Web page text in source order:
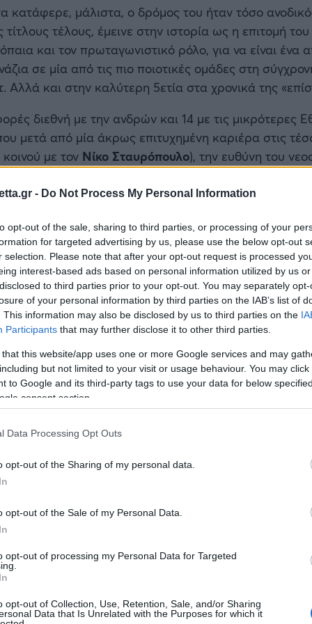
- Do Not Process My Personal Information
opt-out of the sale, sharing to third parties, or processing of your
for targeted advertising by us, please use the below opt-out
selection. Please note that after your opt-out request is processed
interest-based ads based on personal information utilized by us
to third parties prior to your opt-out. You may separately
of your personal information by third parties on the IAB’s list of
This information may also be disclosed by us to third parties on the
Participants that may further disclose it to other third parties.
that this website/app uses one or more Google services and may
but not limited to your visit or usage behaviour. You may
to Google and its third-party tags to use your data for below
consent section.
Data Processing Opt Outs
opt-out of the Sharing of my personal data.
opt-out of the Sale of my Personal Data.
opt-out of processing my Personal Data for Targeted
opt-out of Collection, Use, Retention, Sale, and/or Sharing
Data that Is Unrelated with the Purposes for which it
κατάφερε, μάλιστα, ο δρόμος του ήταν τόσο
τίτλους τέλους, έμεινε στην ιστορία ως η επιτομή
και τον πρωταγωνιστικό ρόλο, για να είναι
σε μία από τις πιο ποιοτικές ομάδες στη
και στην καλύτερη 5ετία στα χρονικά της
διεθνή με την ανδρών και 14 με τις μικρότερες
μετά από μία άκρως επιτυχημένη καριέρα στις
με τον Νίκο Σταυρόπουλο), την ευθύνη του
της ελληνικής ομοσπονδίας καλαθοσφαίρισης.
συγκρότημα, άλλωστε, μετά τον
περισσότερο από μία δεκαετία (1999-2010).
μόνο ως ελπιδοφόρα μπορεί να χαρακτηριστεί.
ακολουθούν, ο 43χρονος βετεράνος διεθνής power-
του ζωής και διηγείται περιστατικά από
του.
στην Βέροια, η «ξενιτιά» στο ψαροχώρι του
στα Νταμάρια τηςΚαισαριάνης, η καταξίωση στις
τίτλοι και οι ατομικές διακρίσεις με την
και φίλοι, οΚώστας Τσαρτσαρής
σε μία σπάνια
δικής του μπασκετικής ιστορίας, που πρέπει να
Όχι μόνο εκείνοι που έχουν ήδη βιώσει την
με επιτυχία τις πρώτες εξετάσεις και
“To Αρχοντικόν” για τις ανάγκες της